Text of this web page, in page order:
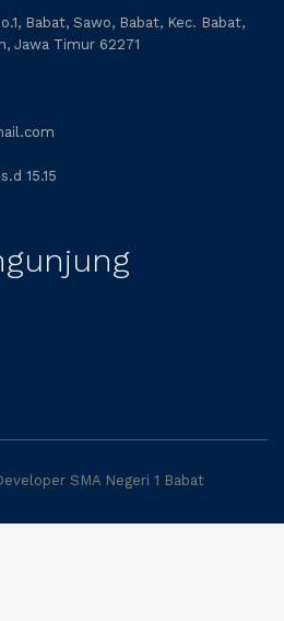
Babat, Sawo, Babat, Kec. Babat,
Jawa Timur 62271
15.15
SMA Negeri 1 Babat